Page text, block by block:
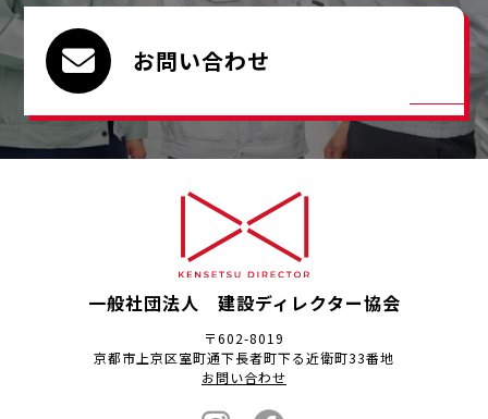
お問い合わせ
一般社団法人 建設ディレクター協会
〒602-8019
京都市上京区室町通下長者町下る近衛町33番地
お問い合わせ